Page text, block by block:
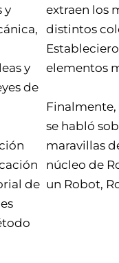
y
y
de
de
extraen los
distintos
elementos
se habló
maravillas
núcleo de
un Robot,